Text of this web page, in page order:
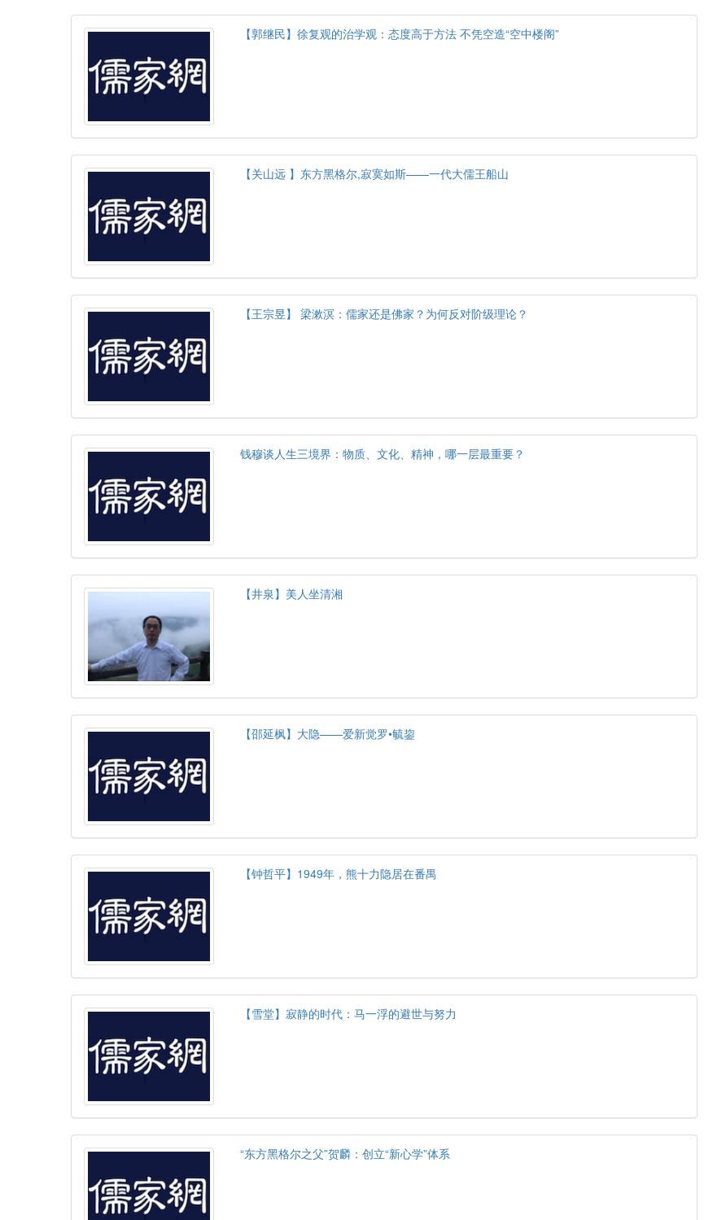
【郭继民】徐复观的治学观：态度高于方法 不凭空造“空中楼阁”
【关山远 】东方黑格尔,寂寞如斯——一代大儒王船山
【王宗昱】 梁漱溟：儒家还是佛家？为何反对阶级理论？
钱穆谈人生三境界：物质、文化、精神，哪一层最重要？
【井泉】美人坐清湘
【邵延枫】大隐——爱新觉罗•毓鋆
【钟哲平】1949年，熊十力隐居在番禺
【雪堂】寂静的时代：马一浮的避世与努力
“东方黑格尔之父”贺麟：创立“新心学”体系